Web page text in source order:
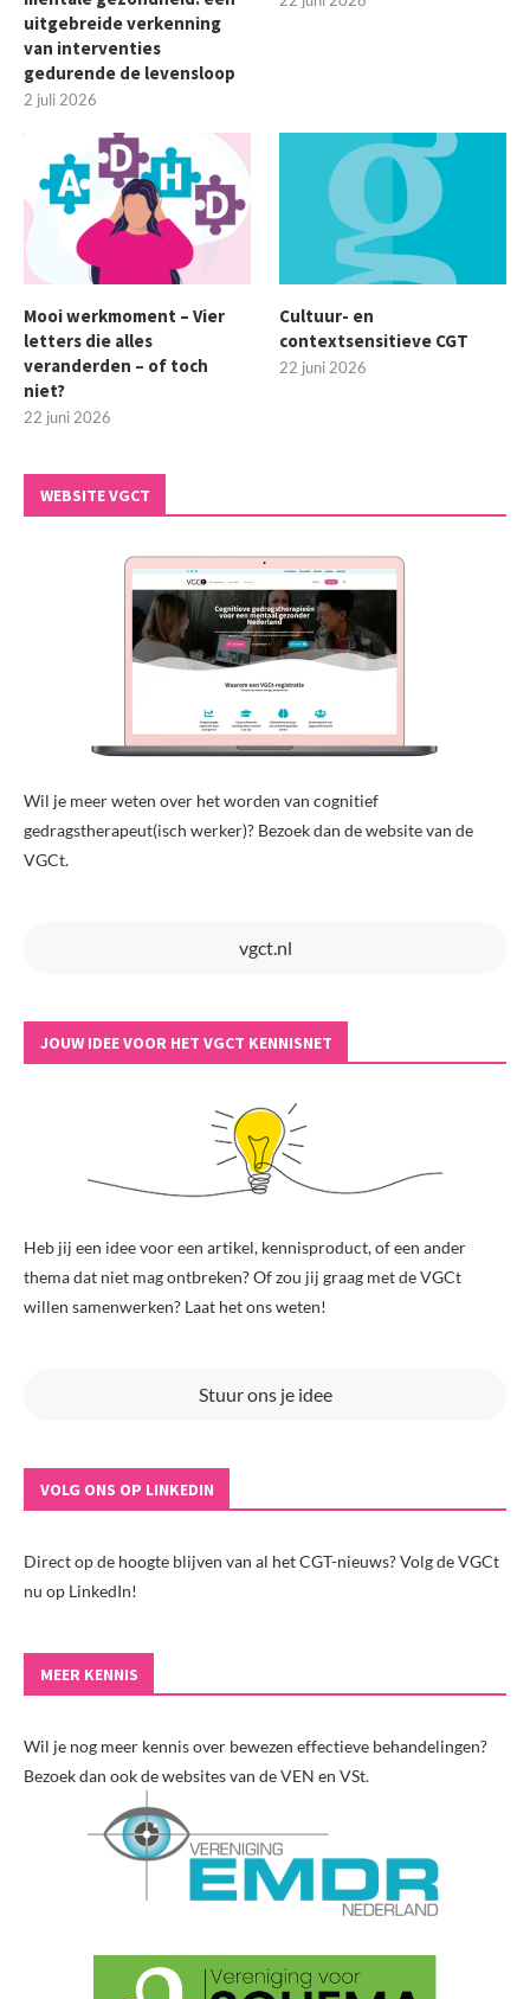
uitgebreide verkenning
van interventies
gedurende de levensloop
2 juli 2026
Mooi werkmoment – Vier
letters die alles
veranderden – of toch
niet?
22 juni 2026
Cultuur- en
contextsensitieve CGT
22 juni 2026
WEBSITE VGCT
Wil je meer weten over het worden van cognitief
gedragstherapeut(isch werker)? Bezoek dan de website van de
VGCt.
vgct.nl
JOUW IDEE VOOR HET VGCT KENNISNET
Heb jij een idee voor een artikel, kennisproduct, of een ander
thema dat niet mag ontbreken? Of zou jij graag met de VGCt
willen samenwerken? Laat het ons weten!
Stuur ons je idee
VOLG ONS OP LINKEDIN
Direct op de hoogte blijven van al het CGT-nieuws? Volg de VGCt
nu op LinkedIn!
MEER KENNIS
Wil je nog meer kennis over bewezen effectieve behandelingen?
Bezoek dan ook de websites van de VEN en VSt.